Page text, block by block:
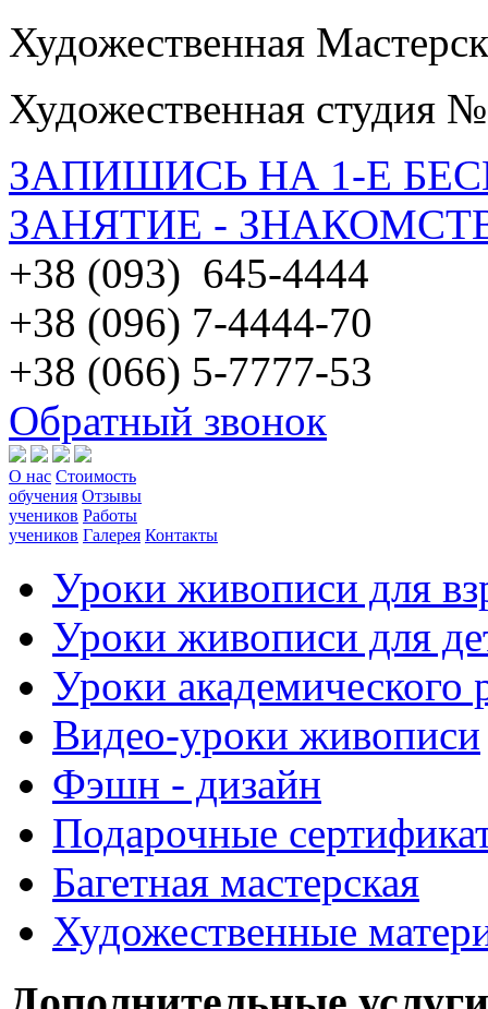
Художественная
Художественная студия
ЗАПИШИСЬ НА 1-Е
ЗАНЯТИЕ -
+38 (093) 645-4444
+38 (096) 7-4444-70
+38 (066) 5-7777-53
Обратный звонок
О нас Стоимость
обучения Отзывы
учеников Работы
учеников Галерея Контакты
Уроки живописи для
Уроки живописи для
Уроки академического
Видео-уроки живописи
Фэшн - дизайн
Подарочные
Багетная мастерская
Художественные